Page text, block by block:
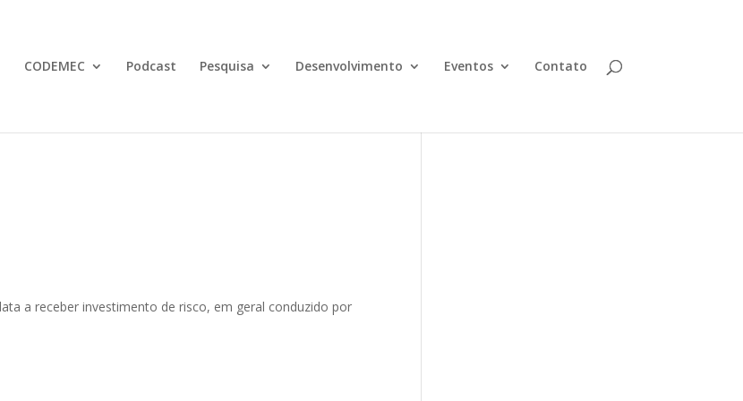
CODEMEC Podcast Pesquisa Desenvolvimento Eventos Contato
a receber investimento de risco, em geral conduzido por